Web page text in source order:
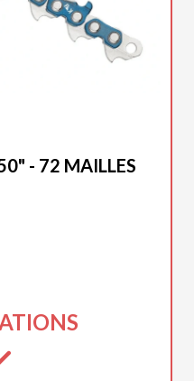
- 72 MAILLES